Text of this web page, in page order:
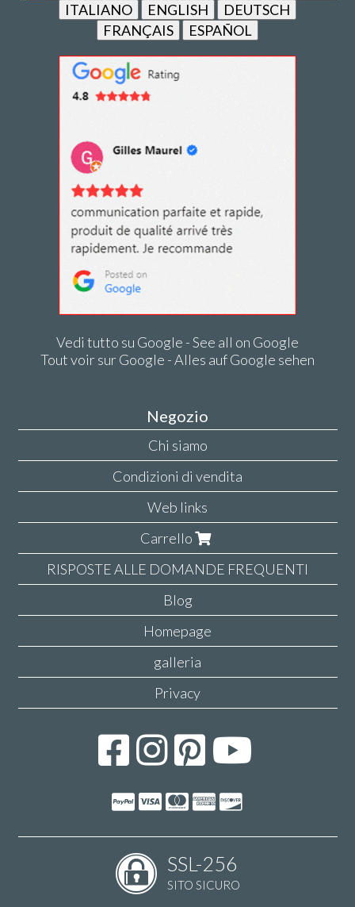
ITALIANO ENGLISH
DEUTSCH
FRANÇAIS
ESPAÑOL
Vedi tutto su Google - See all on Google
Tout voir sur Google - Alles auf Google sehen
Negozio
Chi siamo
Condizioni di vendita
Web links
Carrello
RISPOSTE ALLE DOMANDE FREQUENTI
Blog
Homepage
galleria
Privacy
SSL-256
SITO SICURO